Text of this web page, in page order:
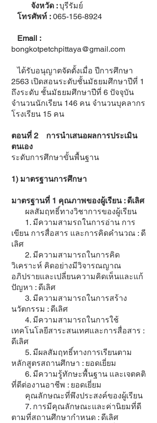
จังหวัด :บุรีรัมย์
โทรศัพท์ : 065-156-8924
Email :
bongkotpetchpittaya@gmail.com
ได้รับอนุญาตจัดตั้งเมื่อ ปีการศึกษา
2563 เปิดสอนระดับชั้นมัธยมศึกษาปีที่ 1
ถึงระดับ ชั้นมัธยมศึกษาปีที่ 6 ปัจจุบัน
จำนวนนักเรียน 146 คน จำนวนบุคลากร
โรงเรียน 15 คน
ตอนที่ 2 การนำเสนอผลการประเมิน
ตนเอง
ระดับการศึกษาขั้นพื้นฐาน
1) มาตรฐานการศึกษา
มาตรฐานที่ 1 คุณภาพของผู้เรียน : ดีเลิศ
ผลสัมฤทธิ์ทางวิชาการของผู้เรียน
1. มีความสามรถในการอ่าน การ
เขียน การสื่อสาร และการคิดคำนวณ : ดี
เลิศ
2. มีความสามารถในการคิด
วิเคราะห์ คิดอย่างมีวิจารณญาณ
อภิปรายและเปลี่ยนความคิดเห็นและแก้
ปัญหา : ดีเลิศ
3. มีความสามารถในการสร้าง
นวัตกรรม : ดีเลิศ
4. มีความสามารถในการใช้
เทคโนโลยีสาระสนเทศและการสื่อสาร :
ดีเลิศ
5. มีผลสัมฤทธิ์ทางการเรียนตาม
หลักสูตรสถานศึกษา : ยอดเยี่ยม
6. มีความรู้ทักษะพื้นฐาน และเจตคติ
ที่ดีต่องานอาชีพ : ยอดเยี่ยม
คุณลักษณะที่พึงประสงค์ของผู้เรียน
7. การมีคุณลักษณะและค่านิยมที่ดี
ตามที่สถานศึกษากำหนด : ดีเลิศ